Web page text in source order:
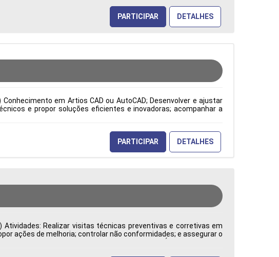
PARTICIPAR DETALHES
em Artios CAD ou AutoCAD; Desenvolver e ajustar
e propor soluções eficientes e inovadoras; acompanhar a
com as especificações dos clientes, solicitações da gestão da
Produção Período: Formação Acadêmica: Características
PARTICIPAR DETALHES
Atividades: Realizar visitas técnicas preventivas e corretivas em
ações de melhoria; controlar não conformidades; e assegurar o